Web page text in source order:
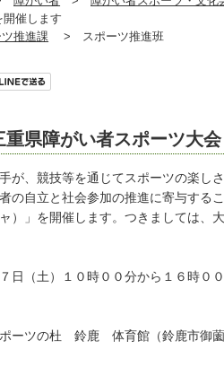
催します
推進課 > スポーツ推進班
重県障がい者スポーツ大
が、競技等を通じてスポーツの楽し
の自立と社会参加の推進に寄与する
）」を開催します。つきましては、
日（土）１０時００分から１６時０
ツの杜 鈴鹿 体育館（鈴鹿市御薗